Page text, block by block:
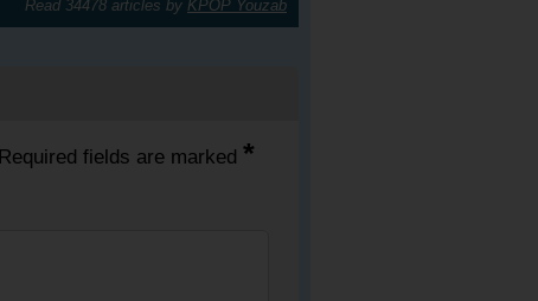
Read 34478 articles by KPOP Youzab
Required fields are marked *